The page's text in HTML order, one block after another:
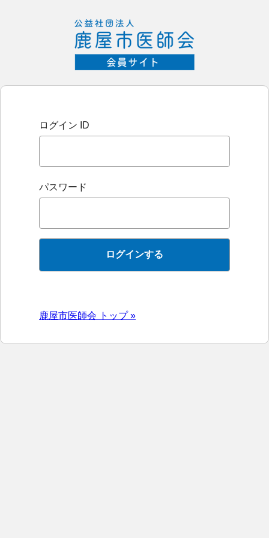
ログイン ID
パスワード
鹿屋市医師会 トップ »